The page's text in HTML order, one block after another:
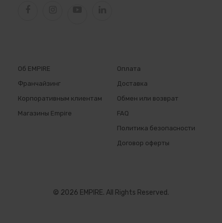
Об EMPIRE
Франчайзинг
Корпоративным клиентам
Магазины Empire
Оплата
Доставка
Обмен или возврат
FAQ
Политика безопасности
Договор оферты
© 2026 EMPIRE. All Rights Reserved.